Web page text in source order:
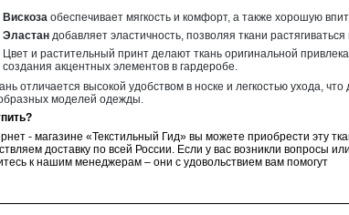
Вискоза обеспечивает мягкость и комфорт, а также хорошую
Эластан добавляет эластичность, позволяя ткани
Цвет и растительный принт делают ткань оригинальной
создания акцентных элементов в гардеробе.
отличается высокой удобством в носке и легкостью ухода,
моделей одежды.
- магазине «Текстильный Гид» вы можете приобрести эту
доставку по всей России. Если у вас возникли вопросы
к нашим менеджерам – они с удовольствием вам помогут